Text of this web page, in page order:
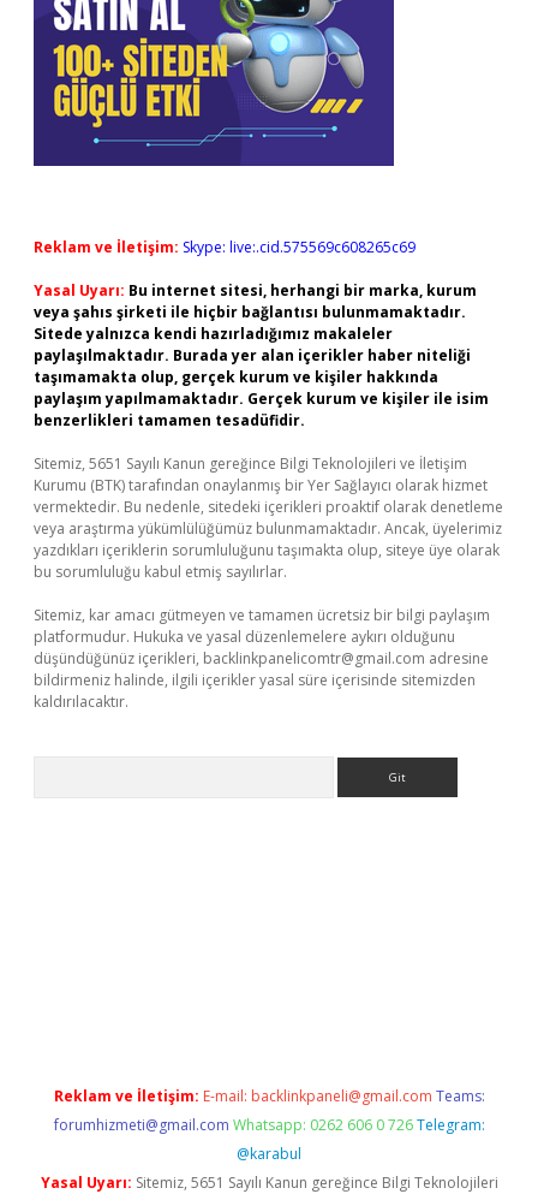
Reklam ve İletişim: Skype: live:.cid.575569c608265c69
Yasal Uyarı: Bu internet sitesi, herhangi bir marka, kurum
veya şahıs şirketi ile hiçbir bağlantısı bulunmamaktadır.
Sitede yalnızca kendi hazırladığımız makaleler
paylaşılmaktadır. Burada yer alan içerikler haber niteliği
taşımamakta olup, gerçek kurum ve kişiler hakkında
paylaşım yapılmamaktadır. Gerçek kurum ve kişiler ile isim
benzerlikleri tamamen tesadüfidir.
Sitemiz, 5651 Sayılı Kanun gereğince Bilgi Teknolojileri ve İletişim
Kurumu (BTK) tarafından onaylanmış bir Yer Sağlayıcı olarak hizmet
vermektedir. Bu nedenle, sitedeki içerikleri proaktif olarak denetleme
veya araştırma yükümlülüğümüz bulunmamaktadır. Ancak, üyelerimiz
yazdıkları içeriklerin sorumluluğunu taşımakta olup, siteye üye olarak
bu sorumluluğu kabul etmiş sayılırlar.
Sitemiz, kar amacı gütmeyen ve tamamen ücretsiz bir bilgi paylaşım
platformudur. Hukuka ve yasal düzenlemelere aykırı olduğunu
düşündüğünüz içerikleri, backlinkpanelicomtr@gmail.com adresine
bildirmeniz halinde, ilgili içerikler yasal süre içerisinde sitemizden
kaldırılacaktır.
Reklam ve İletişim: E-mail: backlinkpaneli@gmail.com Teams:
forumhizmeti@gmail.com Whatsapp: 0262 606 0 726 Telegram:
@karabul
Yasal Uyarı: Sitemiz, 5651 Sayılı Kanun gereğince Bilgi Teknolojileri